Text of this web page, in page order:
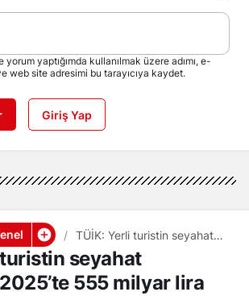
yaptığımda kullanılmak üzere adımı, e-
web site adresimi bu tarayıcıya kaydet.
Giriş Yap
TÜİK: Yerli turistin seyahat
harcaması 2025’te 555
milyar lira
seyahat
555 milyar lira